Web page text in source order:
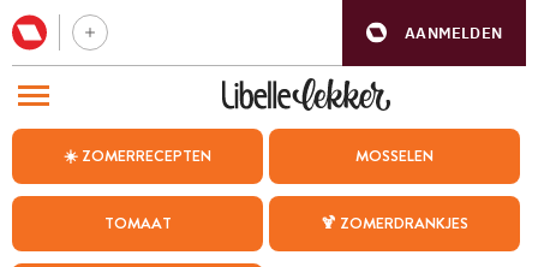
AANMELDEN
☀️ ZOMERRECEPTEN MOSSELEN
TOMAAT 🍹 ZOMERDRANKJES
BEZOEK ONZE ANDERE WEBSITES
WEEKMENU